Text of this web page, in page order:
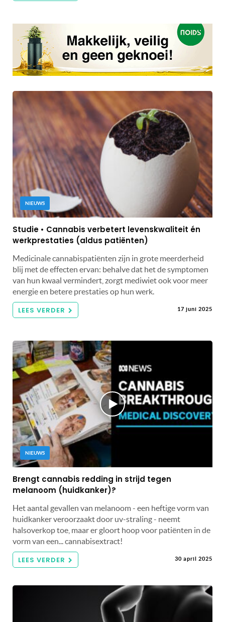
NIEUWS
Studie • Cannabis verbetert levenskwaliteit én
werkprestaties (aldus patiënten)
Medicinale cannabispatiënten zijn in grote meerderheid
blij met de effecten ervan: behalve dat het de symptomen
van hun kwaal vermindert, zorgt mediwiet ook voor meer
energie en betere prestaties op hun werk.
LEES VERDER 17 juni 2025
NIEUWS
Brengt cannabis redding in strijd tegen
melanoom (huidkanker)?
Het aantal gevallen van melanoom - een heftige vorm van
huidkanker veroorzaakt door uv-straling - neemt
halsoverkop toe, maar er gloort hoop voor patiënten in de
vorm van een... cannabisextract!
LEES VERDER 30 april 2025